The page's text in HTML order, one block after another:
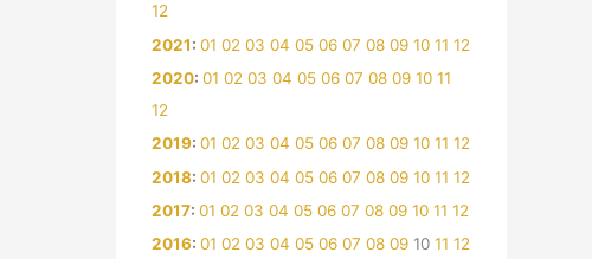
12
2021: 01 02 03 04 05 06 07 08 09 10 11 12
2020: 01 02 03 04 05 06 07 08 09 10 11
12
2019: 01 02 03 04 05 06 07 08 09 10 11 12
2018: 01 02 03 04 05 06 07 08 09 10 11 12
2017: 01 02 03 04 05 06 07 08 09 10 11 12
2016: 01 02 03 04 05 06 07 08 09 10 11 12